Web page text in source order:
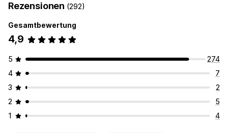
Rezensionen (292)
Gesamtbewertung
4,9
5
274
4
7
3
2
2
5
1
4